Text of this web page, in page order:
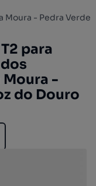
- Pedra Verde
para
-
do Douro